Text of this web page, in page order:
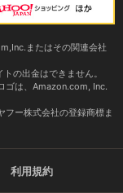
またはその関連会社
の出金はできません。
ゴは、Amazon.com, Inc.
フー株式会社の登録商標ま
利用規約